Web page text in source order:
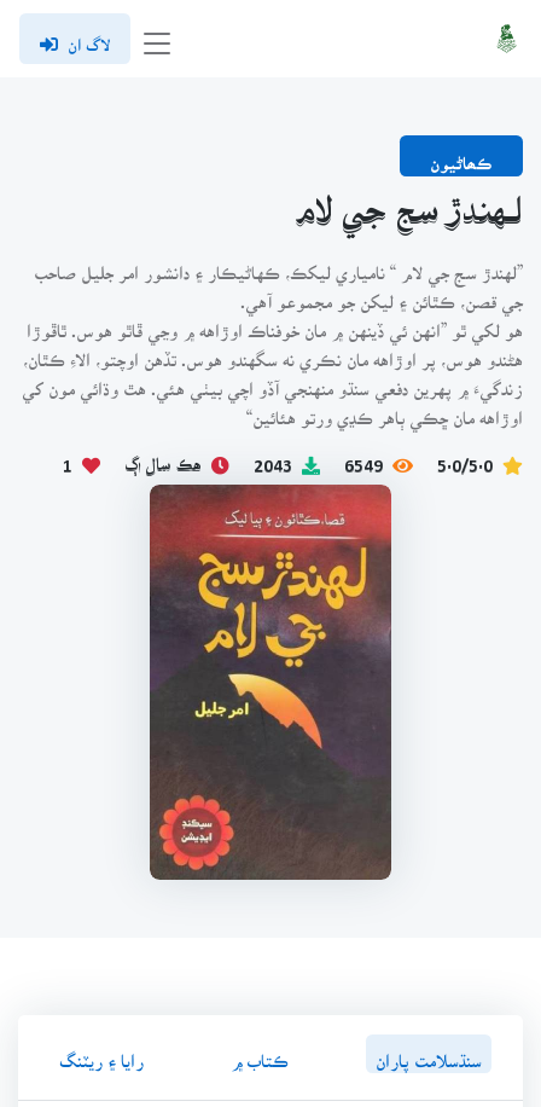
لاگ ان
ڪھاڻيون
لـهندڙ سج جي لام
”لهندڙ سج جي لام “ نامياري ليکڪ، ڪهاڻيڪار ۽ دانشور امر جليل صاحب
جي قصن، ڪٿائن ۽ ليکن جو مجموعو آهي.
هو لکي ٿو ”انهن ئي ڏينهن ۾ مان خوفناڪ اوڙاهه ۾ وڃي ڦاٿو هوس. ٿاڦوڙا
هڻندو هوس، پر اوڙاهه مان نڪري نه سگهندو هوس. تڏهن اوچتو، الاءِ ڪٿان،
زندگيءَ ۾ پهرين دفعي سنڌو منهنجي آڏو اچي بيٺي هئي. هٿ وڌائي مون کي
اوڙاهه مان ڇڪي ٻاهر ڪڍي ورتو هئائين“
5.0/5.0
6549
2043 هڪ سال اڳ 1
سنڌسلامت پاران ڪتاب ۾ رايا ۽ ريٽنگ